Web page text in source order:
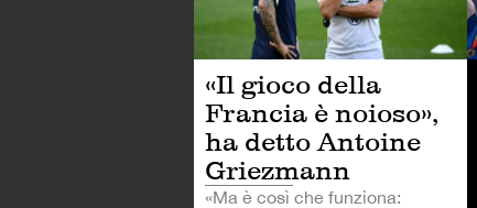
«Il gioco della
Francia è noioso»,
ha detto Antoine
Griezmann
«Ma è così che funziona: